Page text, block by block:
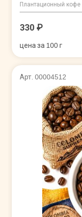
Плантационный кофе
330 ₽
цена за 100 г
Арт. 00004512